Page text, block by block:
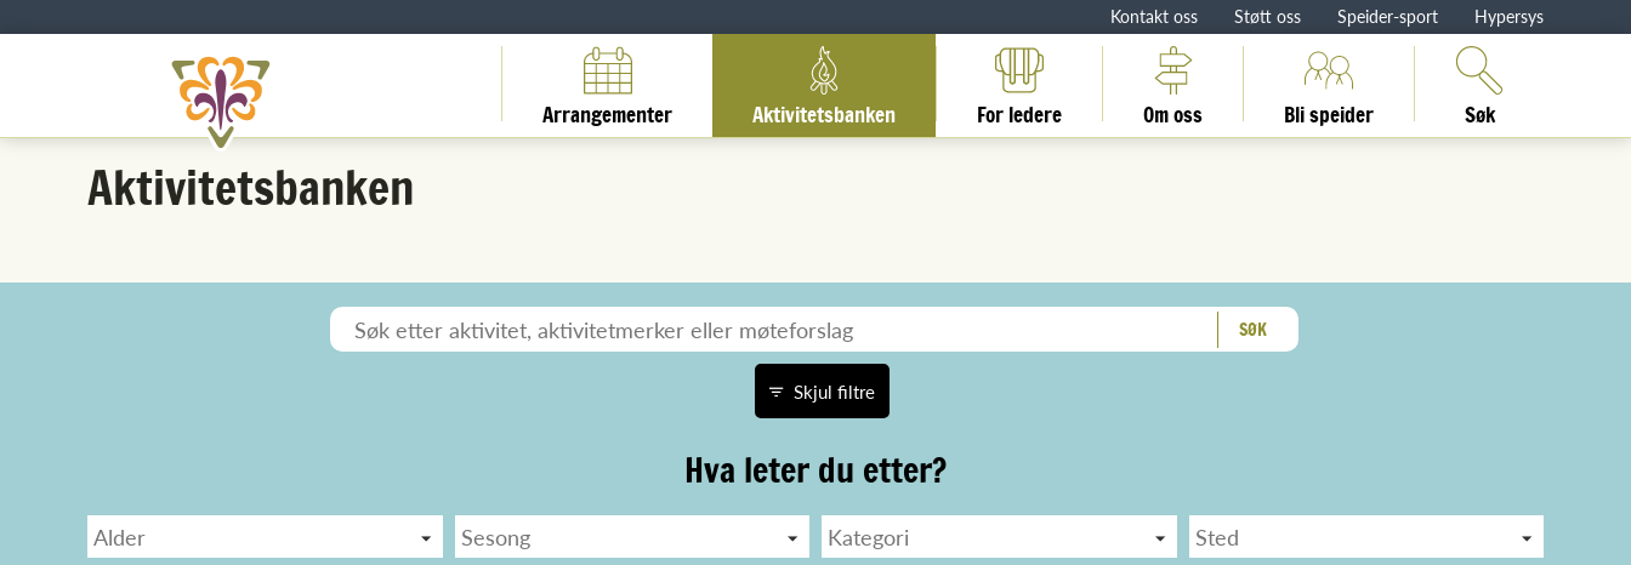
Kontakt oss Støtt oss Speider-sport Hypersys
Arrangementer Aktivitetsbanken For ledere Om oss Bli speider Søk
Aktivitetsbanken
Skjul filtre
Hva leter du etter?